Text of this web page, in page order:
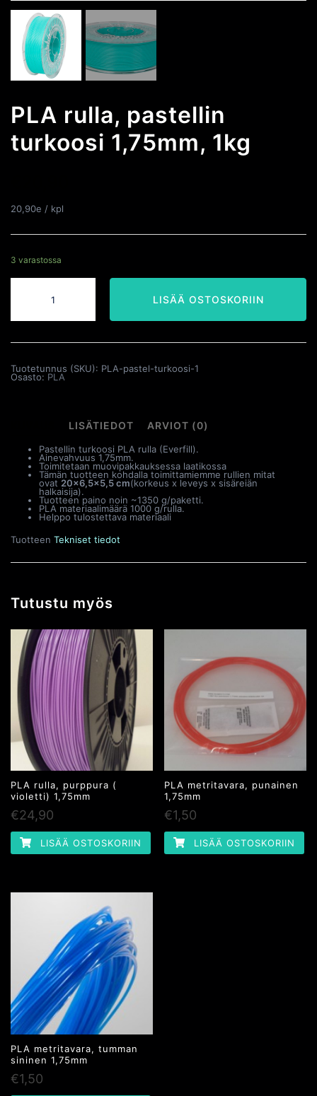
PLA rulla, pastellin
turkoosi 1,75mm, 1kg
20,90e / kpl
3 varastossa
PLA
1kg
LISÄÄ OSTOSKORIIN
Tuotetunnus (SKU): PLA-pastel-turkoosi-1
Osasto: PLA
LISÄTIEDOT ARVIOT (0)
Pastellin turkoosi PLA rulla (Everfill).
Ainevahvuus 1,75mm.
Toimitetaan muovipakkauksessa laatikossa
Tämän tuotteen kohdalla toimittamiemme rullien mitat
ovat 20×6,5×5,5 cm(korkeus x leveys x sisäreiän
halkaisija).
Tuotteen paino noin ~1350 g/paketti.
PLA materiaalimäärä 1000 g/rulla.
Helppo tulostettava materiaali
Tuotteen Tekniset tiedot
Tutustu myös
PLA rulla, purppura (
violetti) 1,75mm
€24,90
LISÄÄ OSTOSKORIIN
PLA metritavara, punainen
1,75mm
€1,50
LISÄÄ OSTOSKORIIN
PLA metritavara, tumman
sininen 1,75mm
€1,50